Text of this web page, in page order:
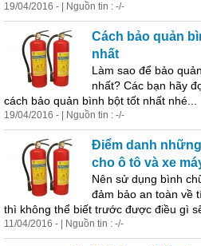
19/04/2016 - | Nguồn tin : -/-
Cách bảo quản
nhất
Làm sao để bảo
nhất? Các bạn hãy
cách bảo quản bình bột tốt nhất nhé...
19/04/2016 - | Nguồn tin : -/-
Điểm danh
cho ô tô và xe
Nên sử dụng bình
đảm bảo an toàn về
thì không thể biết trước được điều gì
11/04/2016 - | Nguồn tin : -/-